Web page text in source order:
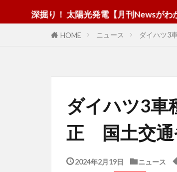
太陽光発電【月刊Newsがわかる９月号】
HOME ニュース ダイハツ3
ダイハツ3車
正 国土交通
2024年2月19日 ニュース